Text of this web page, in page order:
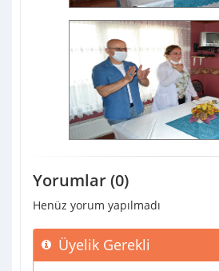
Yorumlar (0)
Henüz yorum yapılmadı
Üyelik Gerekli